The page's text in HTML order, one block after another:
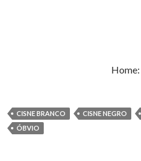
Home:
CISNE BRANCO CISNE NEGRO
ÓBVIO